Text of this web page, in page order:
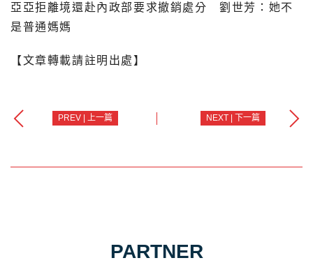
亞亞拒離境還赴內政部要求撤銷處分 劉世芳：她不
是普通媽媽
【文章轉載請註明出處】
PREV | 上一篇 NEXT | 下一篇
PARTNER